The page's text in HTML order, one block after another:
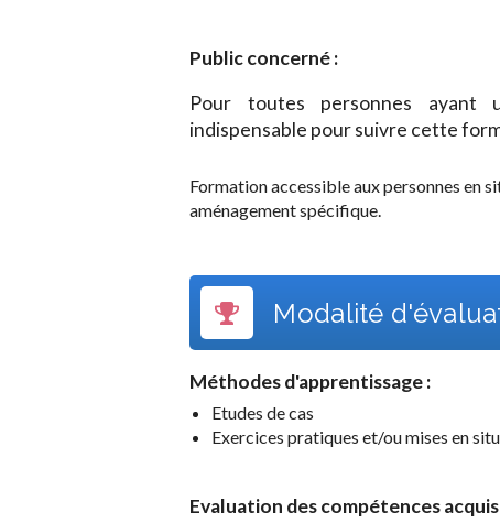
Public concerné :
Pour toutes personnes ayant
indispensable pour suivre cette
Formation accessible aux personnes en
aménagement spécifique.
Modalité
Méthodes d'apprentissage :
Etudes de cas
Exercices pratiques et/ou mises en
Evaluation des compétences